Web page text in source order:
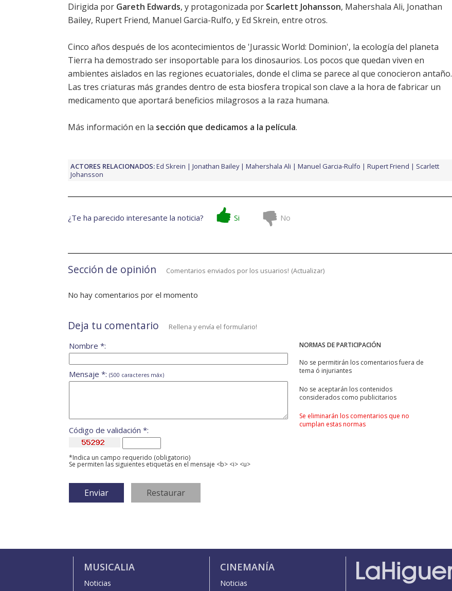
Dirigida por Gareth Edwards, y protagonizada por Scarlett Johansson, Mahershala Ali, Jonathan
Bailey, Rupert Friend, Manuel Garcia-Rulfo, y Ed Skrein, entre otros.
Cinco años después de los acontecimientos de 'Jurassic World: Dominion', la ecología del planeta
Tierra ha demostrado ser insoportable para los dinosaurios. Los pocos que quedan viven en
ambientes aislados en las regiones ecuatoriales, donde el clima se parece al que conocieron antaño.
Las tres criaturas más grandes dentro de esta biosfera tropical son clave a la hora de fabricar un
medicamento que aportará beneficios milagrosos a la raza humana.
Más información en la sección que dedicamos a la película.
ACTORES RELACIONADOS:Ed Skrein Jonathan Bailey Mahershala Ali Manuel Garcia-Rulfo Rupert Friend
Scarlett
Johansson
¿Te ha parecido interesante la noticia? Si No
Sección de opinión Comentarios enviados por los usuarios! (Actualizar)
No hay comentarios por el momento
Deja tu comentario Rellena y envía el formulario!
NORMAS DE PARTICIPACIÓN
No se permitirán los comentarios fuera de
tema ó injuriantes
No se aceptarán los contenidos
considerados como publicitarios
Se eliminarán los comentarios que no
cumplan estas normas
Nombre *:
Mensaje *: (500 caracteres máx)
Código de validación *:
*Indica un campo requerido (obligatorio)
Se permiten las siguientes etiquetas en el mensaje <b> <i> <u>
MUSICALIA
Noticias
CINEMANÍA
Noticias